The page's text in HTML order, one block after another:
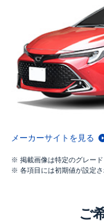
メーカーサイトを見る
掲載画像は特定のグレー
各項目には初期値が設定
ご